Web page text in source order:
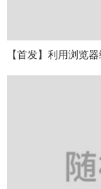
【首发】利用浏览